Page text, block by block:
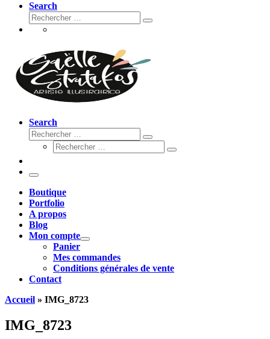
Search
Rechercher
Rechercher
Search
Rechercher
Rechercher
Rechercher
Rechercher
Menu
Boutique
Portfolio
A propos
Blog
Mon compte
Panier
Mes commandes
Conditions générales de vente
Contact
Accueil » IMG_8723
IMG_8723